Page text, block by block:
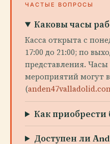
ЧАСТЫЕ ВОПРОСЫ
Каковы часы
Касса открыта с
17:00 до 21:00; по
представления.
мероприятий могут
(
Как приобрести
Доступен ли